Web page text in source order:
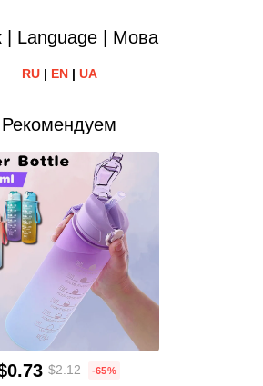
| Language | Мова
RU| EN| UA
Рекомендуем
$2.12 -65%